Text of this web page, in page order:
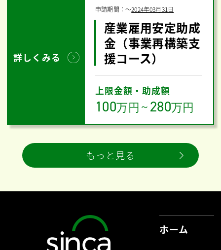
詳しくみる
申請期間：〜2024年03月31日
産業雇用安定助成
金（事業再構築支
援コース）
上限金額・助成額
100万円 ～ 280万円
もっと見る
ホーム